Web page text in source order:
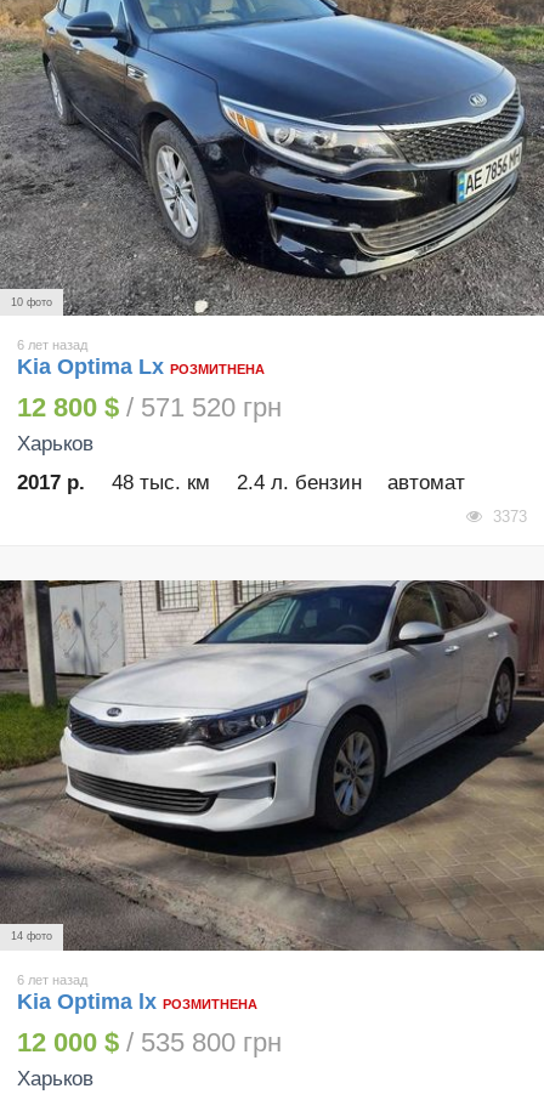
10 фото
6 лет назад
Kia Optima Lx РОЗМИТНЕНА
12 800 $ / 571 520 грн
Харьков
2017 р.
48 тыс. км 2.4 л. бензин автомат
3373
14 фото
6 лет назад
Kia Optima lx РОЗМИТНЕНА
12 000 $ / 535 800 грн
Харьков